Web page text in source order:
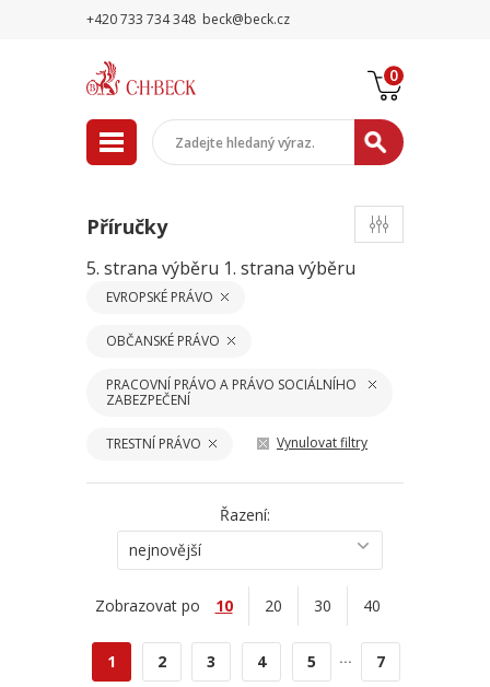
+420 733 734 348 beck@beck.cz
0
Příručky
5. strana výběru 1. strana výběru
EVROPSKÉ PRÁVO
OBČANSKÉ PRÁVO
PRACOVNÍ PRÁVO A PRÁVO SOCIÁLNÍHO
ZABEZPEČENÍ
TRESTNÍ PRÁVO Vynulovat filtry
Řazení:
nejnovější
Zobrazovat po 10 20 30 40
1 2 3 4 5 ... 7